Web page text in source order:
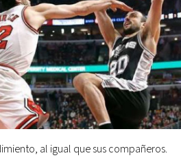
al igual que sus compañeros.